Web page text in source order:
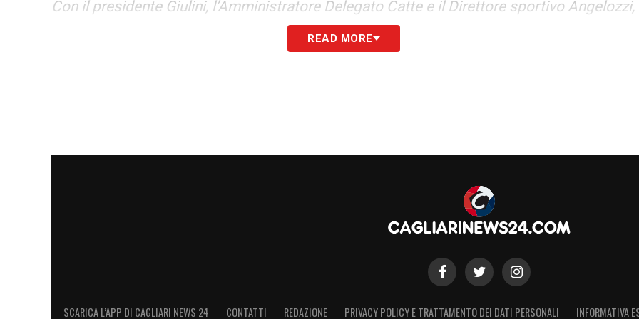
Con il presidente Giulini, l’Amministratore Delegato Catte e il Direttore sportivo Angelozzi,
oggi in ritiro anche Antonio Romei, legale e consulente del CdA del Club.
READ MORE
SCARICA L’APP DI CAGLIARI NEWS 24 CONTATTI REDAZIONE PRIVACY POLICY E TRATTAMENTO DEI DATI PERSONALI INFORMATIVA